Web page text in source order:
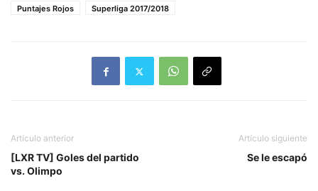
Puntajes Rojos
Superliga 2017/2018
Artículo anterior
[LXR TV] Goles del partido
vs. Olimpo
Artículo siguiente
Se le escapó